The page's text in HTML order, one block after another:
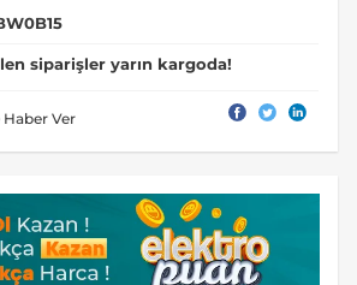
siparişler yarın kargoda!
Haber Ver